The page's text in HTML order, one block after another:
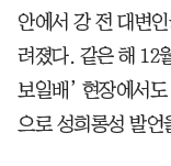
안에서 강 전 대변
려졌다. 같은 해 12
보일배’ 현장에서
으로 성희롱성 발언